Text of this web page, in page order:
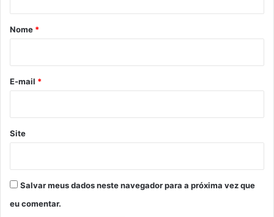
r
*
Nome *
E-mail *
Site
Salvar meus dados neste navegador para a próxima vez que
eu comentar.